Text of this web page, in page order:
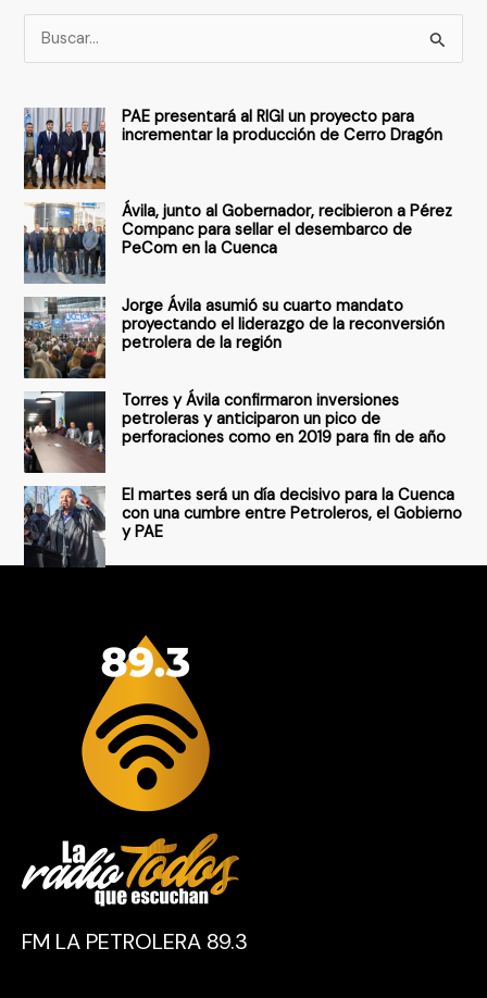
u
c
a
r
o
r
:
PAE presentará al RIGI un proyecto para
incrementar la producción de Cerro Dragón
Ávila, junto al Gobernador, recibieron a Pérez
Companc para sellar el desembarco de
PeCom en la Cuenca
Jorge Ávila asumió su cuarto mandato
proyectando el liderazgo de la reconversión
petrolera de la región
Torres y Ávila confirmaron inversiones
petroleras y anticiparon un pico de
perforaciones como en 2019 para fin de año
El martes será un día decisivo para la Cuenca
con una cumbre entre Petroleros, el Gobierno
y PAE
FM LA PETROLERA 89.3